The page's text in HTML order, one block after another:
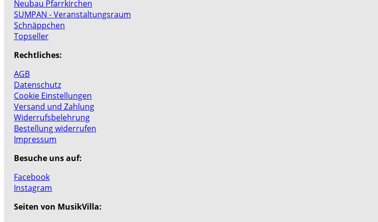
Neubau Pfarrkirchen
SUMPAN - Veranstaltungsraum
Schnäppchen
Topseller
Rechtliches:
AGB
Datenschutz
Cookie Einstellungen
Versand und Zahlung
Widerrufsbelehrung
Bestellung widerrufen
Impressum
Besuche uns auf:
Facebook
Instagram
Seiten von MusikVilla: